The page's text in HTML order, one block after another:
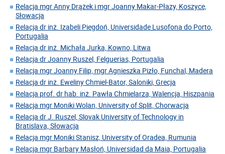
Relacja mgr Anny Drążek i mgr Joanny Makar-Płazy, Koszyce,
Słowacja
Relacja dr inż. Izabeli Piegdoń, Universidade Lusofona do Porto,
Portugalia
Relacja dr inż. Michała Jurka, Kowno, Litwa
Relacja dr Joanny Ruszel, Felguerias, Portugalia
Relacja mgr Joanny Filip, mgr Agnieszka Pizło, Funchal, Madera
Relacja dr inż. Eweliny Chmiel-Bator, Saloniki, Grecja
Relacja prof. dr hab. inż. Pawła Chmielarza, Walencja, Hiszpania
Relacja mgr Moniki Wolan, University of Split, Chorwacja
Relacja dr J. Ruszel, Slovak University of Technology in
Bratislava, Słowacja
Relacja mgr Moniki Stanisz, University of Oradea, Rumunia
Relacja mgr Barbary Masłoń, Universidad da Maia, Portugalia